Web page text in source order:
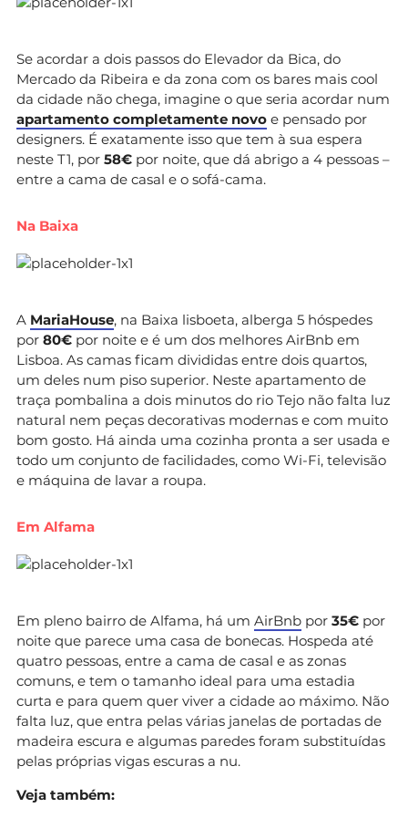
Se acordar a dois passos do Elevador da Bica, do
Mercado da Ribeira e da zona com os bares mais cool
da cidade não chega, imagine o que seria acordar num
apartamento completamente novo e pensado por
designers. É exatamente isso que tem à sua espera
neste T1, por 58€ por noite, que dá abrigo a 4 pessoas –
entre a cama de casal e o sofá-cama.
Na Baixa
A MariaHouse, na Baixa lisboeta, alberga 5 hóspedes
por 80€ por noite e é um dos melhores AirBnb em
Lisboa. As camas ficam divididas entre dois quartos,
um deles num piso superior. Neste apartamento de
traça pombalina a dois minutos do rio Tejo não falta luz
natural nem peças decorativas modernas e com muito
bom gosto. Há ainda uma cozinha pronta a ser usada e
todo um conjunto de facilidades, como Wi-Fi, televisão
e máquina de lavar a roupa.
Em Alfama
Em pleno bairro de Alfama, há um AirBnb por 35€ por
noite que parece uma casa de bonecas. Hospeda até
quatro pessoas, entre a cama de casal e as zonas
comuns, e tem o tamanho ideal para uma estadia
curta e para quem quer viver a cidade ao máximo. Não
falta luz, que entra pelas várias janelas de portadas de
madeira escura e algumas paredes foram substituídas
pelas próprias vigas escuras a nu.
Veja também: